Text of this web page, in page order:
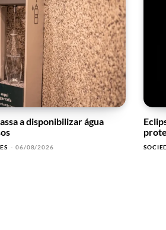
a disponibilizar água
- 06/08/2026